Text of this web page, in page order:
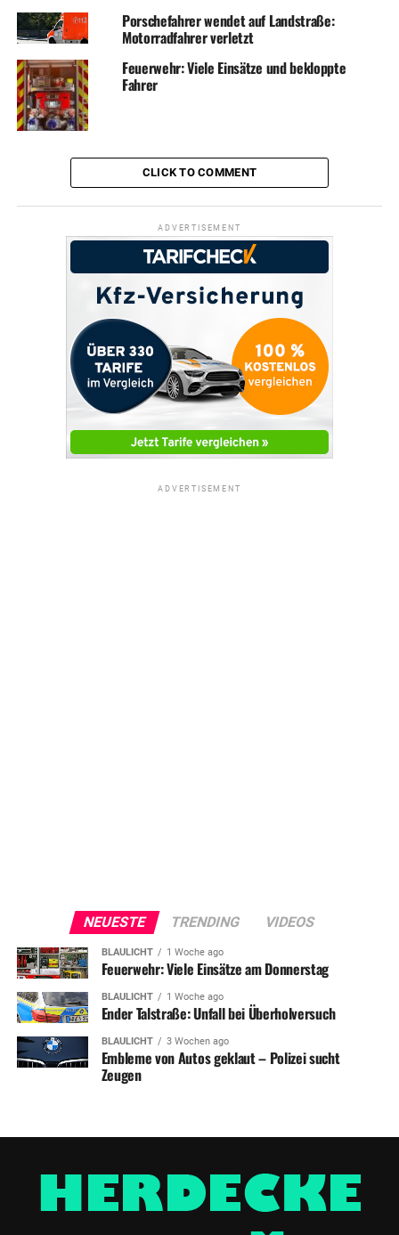
Porschefahrer wendet auf Landstraße:
Motorradfahrer verletzt
Feuerwehr: Viele Einsätze und bekloppte
Fahrer
CLICK TO COMMENT
ADVERTISEMENT
ADVERTISEMENT
NEUESTE TRENDING VIDEOS
BLAULICHT 1 Woche ago
Feuerwehr: Viele Einsätze am Donnerstag
BLAULICHT 1 Woche ago
Ender Talstraße: Unfall bei Überholversuch
BLAULICHT 3 Wochen ago
Embleme von Autos geklaut – Polizei sucht
Zeugen